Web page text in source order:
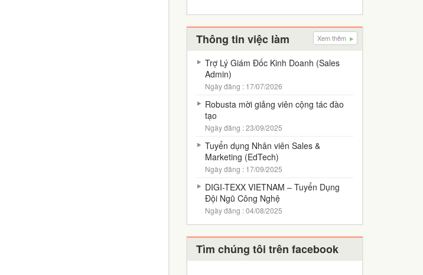
Thông tin việc làm Xem thêm
Trợ Lý Giám Đốc Kinh Doanh (Sales
Admin)
Ngày đăng : 17/07/2026
Robusta mời giảng viên cộng tác đào
tạo
Ngày đăng : 23/09/2025
Tuyển dụng Nhân viên Sales &
Marketing (EdTech)
Ngày đăng : 17/09/2025
DIGI-TEXX VIETNAM – Tuyển Dụng
Đội Ngũ Công Nghệ
Ngày đăng : 04/08/2025
Tìm chúng tôi trên facebook